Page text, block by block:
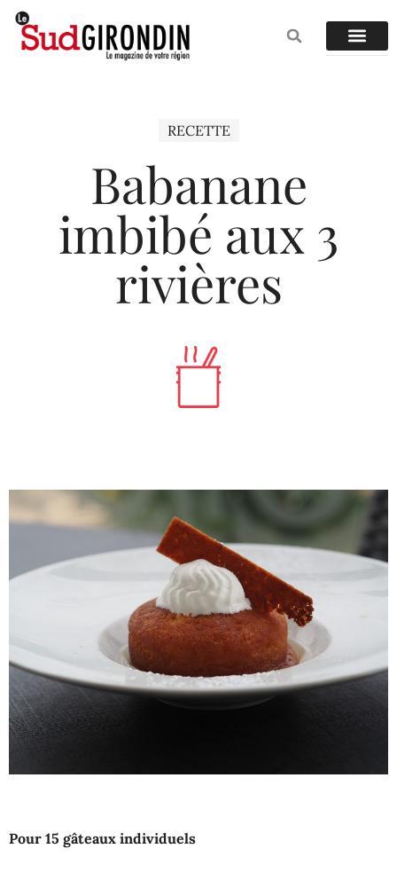
RECETTE
Babanane
imbibé aux 3
rivières
Pour 15 gâteaux individuels